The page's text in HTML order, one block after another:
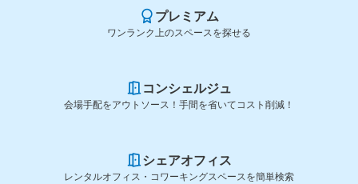
プレミアム
ワンランク上のスペースを探せる
コンシェルジュ
会場手配をアウトソース！手間を省いてコスト削減！
シェアオフィス
レンタルオフィス・コワーキングスペースを簡単検索